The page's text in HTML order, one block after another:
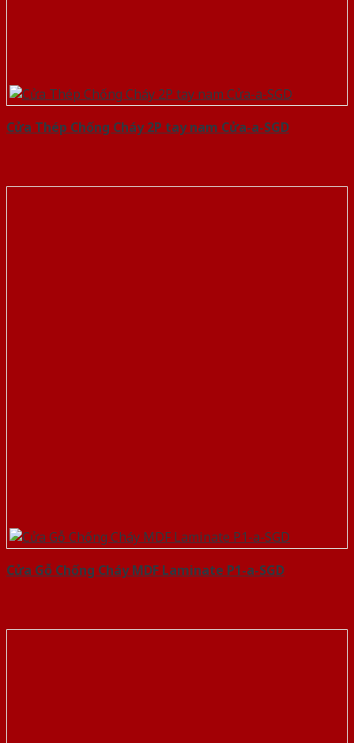
Cửa Thép Chống Cháy 2P tay nam Cửa-a-SGD
Cửa Gỗ Chống Cháy MDF Laminate P1-a-SGD